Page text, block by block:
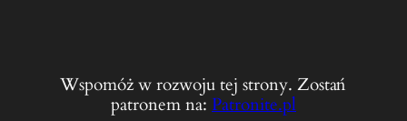
Wspomóż w rozwoju tej strony. Zostań
patronem na: Patronite.pl